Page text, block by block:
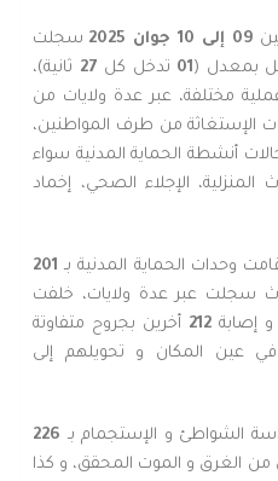
09 إلى 10 جوان
سجلت
بمعدل (01 تدخل كل 27 ثانية)،
مختلفة، عبر عدة ولايات من
الإستغاثة من طرف المواطنين،
أنشطة الحماية المدنية سواء
المنزلية، الإجلاء الصحي، إخماد
الحماية المدنية بـ 201
سجلت عبر عدة ولايات، خلفت
إصابة 212 أخرين بجروح متفاوتة
في عين المكان و تحويلهم إلى
الشواطئ و الإستجمام بـ 226
الغرق و الموت المحقق، و كذا